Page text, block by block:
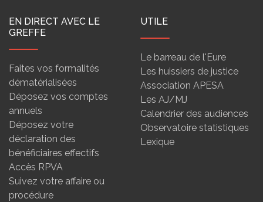
EN DIRECT AVEC LE
GREFFE
Faites vos formalités
dématérialisées
Déposez vos comptes
annuels
Déposez votre
déclaration des
bénéficiaires effectifs
Accès RPVA
Suivez votre affaire ou
procédure
UTILE
Le barreau de l'Eure
Les huissiers de justice
Association APESA
Les AJ/MJ
Calendrier des audiences
Observatoire statistiques
Lexique